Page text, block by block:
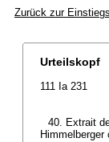
Zurück zur
Urteilskopf
111 Ia 231
40. Extrait